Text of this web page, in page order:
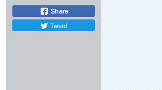
Share
Tweet